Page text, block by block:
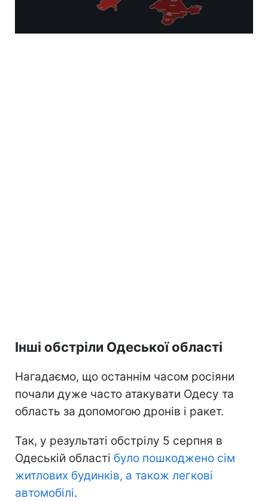
Інші обстріли Одеської області
Нагадаємо, що останнім часом росіяни
почали дуже часто атакувати Одесу та
область за допомогою дронів і ракет.
Так, у результаті обстрілу 5 серпня в
Одеській області було пошкоджено сім
житлових будинків, а також легкові
автомобілі.